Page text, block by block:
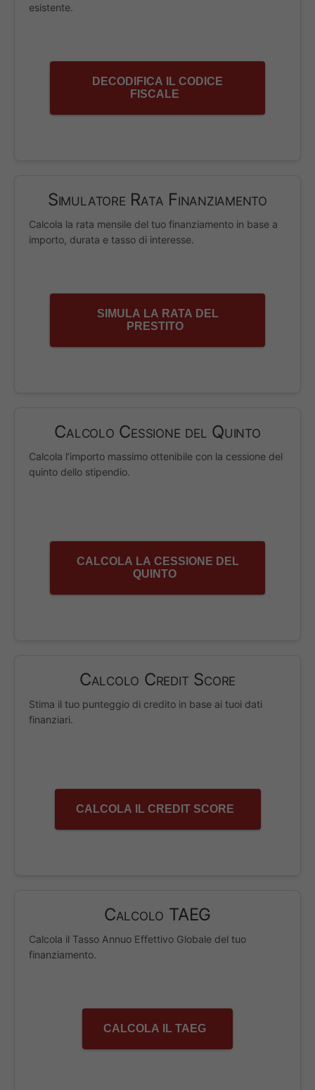
esistente.
DECODIFICA IL CODICE
FISCALE
Simulatore Rata Finanziamento
Calcola la rata mensile del tuo finanziamento in base a
importo, durata e tasso di interesse.
SIMULA LA RATA DEL
PRESTITO
Calcolo Cessione del Quinto
Calcola l’importo massimo ottenibile con la cessione del
quinto dello stipendio.
CALCOLA LA CESSIONE DEL
QUINTO
Calcolo Credit Score
Stima il tuo punteggio di credito in base ai tuoi dati
finanziari.
CALCOLA IL CREDIT SCORE
Calcolo TAEG
Calcola il Tasso Annuo Effettivo Globale del tuo
finanziamento.
CALCOLA IL TAEG